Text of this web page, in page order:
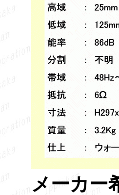
メーカー